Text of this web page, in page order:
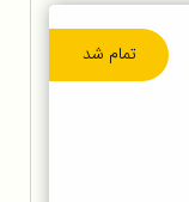
تمام شد